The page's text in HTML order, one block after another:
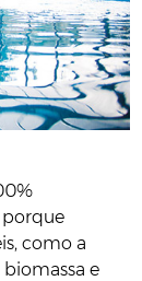
porque
como a
e